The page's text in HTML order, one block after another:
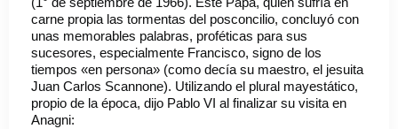
carne propia las tormentas del posconcilio, concluyó con
unas memorables palabras, proféticas para sus
sucesores, especialmente Francisco, signo de los
tiempos «en persona» (como decía su maestro, el jesuita
Juan Carlos Scannone). Utilizando el plural mayestático,
propio de la época, dijo Pablo VI al finalizar su visita en
Anagni: